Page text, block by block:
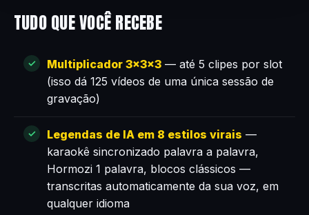
TUDO QUE VOCÊ RECEBE
Multiplicador 3×3×3 — até 5 clipes por slot
(isso dá 125 vídeos de uma única sessão de
gravação)
Legendas de IA em 8 estilos virais —
karaokê sincronizado palavra a palavra,
Hormozi 1 palavra, blocos clássicos —
transcritas automaticamente da sua voz, em
qualquer idioma